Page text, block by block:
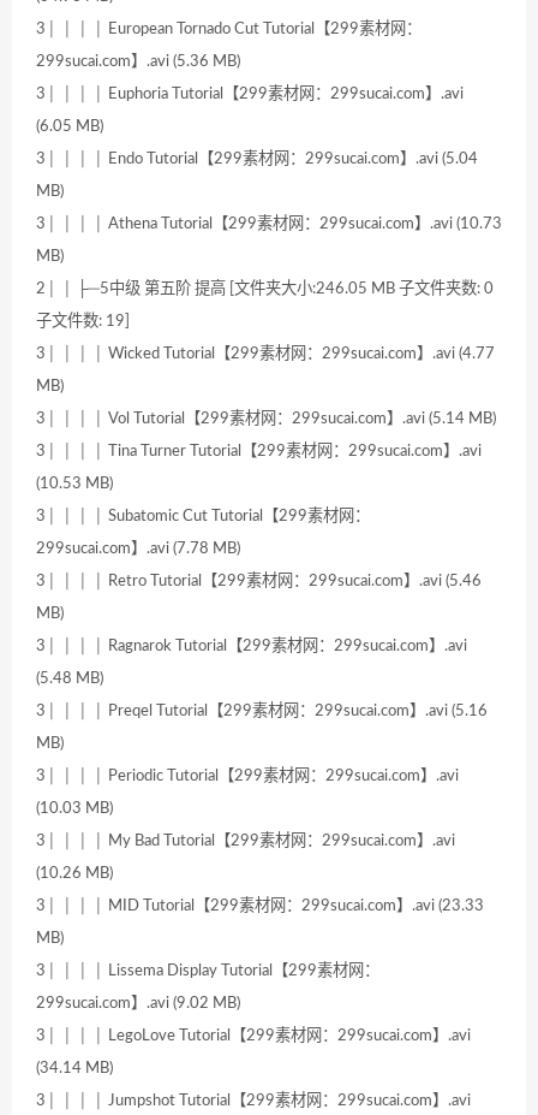
3│ │ │ │ European Tornado Cut Tutorial【299素材网：
299sucai.com】.avi (5.36 MB)
3│ │ │ │ Euphoria Tutorial【299素材网：299sucai.com】.avi
(6.05 MB)
3│ │ │ │ Endo Tutorial【299素材网：299sucai.com】.avi (5.04
MB)
3│ │ │ │ Athena Tutorial【299素材网：299sucai.com】.avi (10.73
MB)
2│ │ ├─5中级 第五阶 提高 [文件夹大小:246.05 MB 子文件夹数: 0
子文件数: 19]
3│ │ │ │ Wicked Tutorial【299素材网：299sucai.com】.avi (4.77
MB)
3│ │ │ │ Vol Tutorial【299素材网：299sucai.com】.avi (5.14 MB)
3│ │ │ │ Tina Turner Tutorial【299素材网：299sucai.com】.avi
(10.53 MB)
3│ │ │ │ Subatomic Cut Tutorial【299素材网：
299sucai.com】.avi (7.78 MB)
3│ │ │ │ Retro Tutorial【299素材网：299sucai.com】.avi (5.46
MB)
3│ │ │ │ Ragnarok Tutorial【299素材网：299sucai.com】.avi
(5.48 MB)
3│ │ │ │ Preqel Tutorial【299素材网：299sucai.com】.avi (5.16
MB)
3│ │ │ │ Periodic Tutorial【299素材网：299sucai.com】.avi
(10.03 MB)
3│ │ │ │ My Bad Tutorial【299素材网：299sucai.com】.avi
(10.26 MB)
3│ │ │ │ MID Tutorial【299素材网：299sucai.com】.avi (23.33
MB)
3│ │ │ │ Lissema Display Tutorial【299素材网：
299sucai.com】.avi (9.02 MB)
3│ │ │ │ LegoLove Tutorial【299素材网：299sucai.com】.avi
(34.14 MB)
3│ │ │ │ Jumpshot Tutorial【299素材网：299sucai.com】.avi